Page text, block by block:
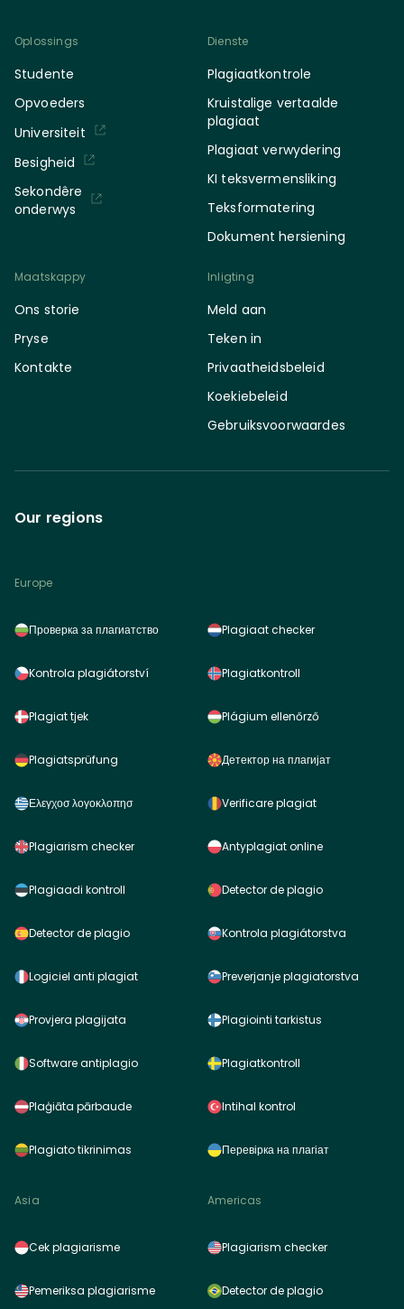
Oplossings
Studente
Opvoeders
Universiteit
Besigheid
Sekondêre
onderwys
Dienste
Plagiaatkontrole
Kruistalige vertaalde
plagiaat
Plagiaat verwydering
KI teksvermensliking
Teksformatering
Dokument hersiening
Maatskappy
Ons storie
Pryse
Kontakte
Inligting
Meld aan
Teken in
Privaatheidsbeleid
Koekiebeleid
Gebruiksvoorwaardes
Our regions
Europe
Проверка за плагиатство
Kontrola plagiátorství
Plagiat tjek
Plagiatsprüfung
Ελεγχοσ λογοκλοπησ
Plagiarism checker
Plagiaadi kontroll
Detector de plagio
Logiciel anti plagiat
Provjera plagijata
Software antiplagio
Plaģiāta pārbaude
Plagiato tikrinimas
Plagiaat checker
Plagiatkontroll
Plágium ellenőrző
Детектор на плагијат
Verificare plagiat
Antyplagiat online
Detector de plagio
Kontrola plagiátorstva
Preverjanje plagiatorstva
Plagiointi tarkistus
Plagiatkontroll
Intihal kontrol
Перевірка на плагіат
Asia
Cek plagiarisme
Pemeriksa plagiarisme
Americas
Plagiarism checker
Detector de plagio